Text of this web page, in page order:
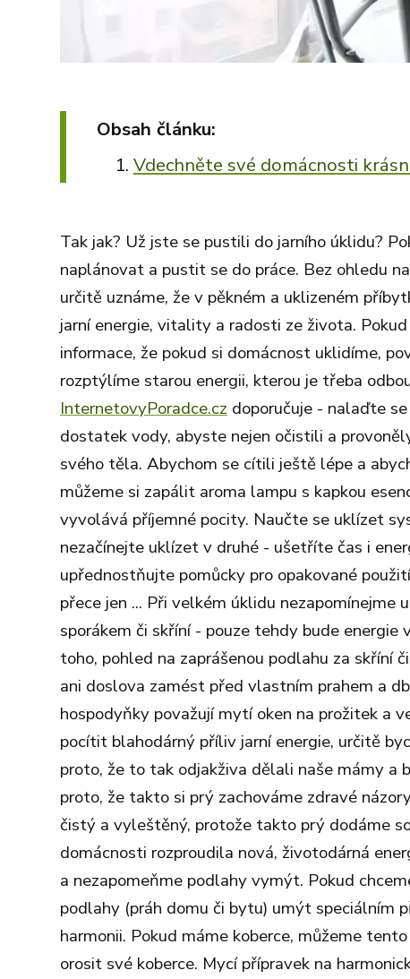
Obsah článku:
Vdechněte své domácnosti
Tak jak? Už jste se pustili do jarního úklidu?
naplánovat a pustit se do práce. Bez ohledu
určitě uznáme, že v pěkném a uklizeném
jarní energie, vitality a radosti ze života.
informace, že pokud si domácnost uklidíme,
rozptýlíme starou energii, kterou je třeba
InternetovyPoradce.cz doporučuje - nalaďte
dostatek vody, abyste nejen očistili a
svého těla. Abychom se cítili ještě lépe a
můžeme si zapálit aroma lampu s kapkou
vyvolává příjemné pocity. Naučte se uklízet
nezačínejte uklízet v druhé - ušetříte čas i
upřednostňujte pomůcky pro opakované
přece jen ... Při velkém úklidu nezapomínejme
sporákem či skříní - pouze tehdy bude
toho, pohled na zaprášenou podlahu za skříní
ani doslova zamést před vlastním prahem a
hospodyňky považují mytí oken na prožitek a
pocítit blahodárný příliv jarní energie, určitě
proto, že to tak odjakživa dělali naše mámy a
proto, že takto si prý zachováme zdravé
čistý a vyleštěný, protože takto prý dodáme
domácnosti rozproudila nová, životodárná
a nezapomeňme podlahy vymýt. Pokud
podlahy (práh domu či bytu) umýt speciálním
harmonii. Pokud máme koberce, můžeme
orosit své koberce. Mycí přípravek na